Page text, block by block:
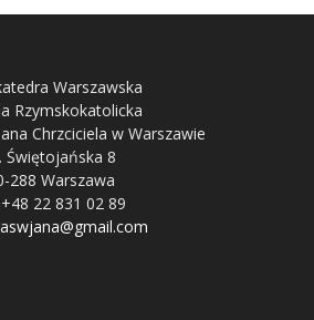
Warszawska
Rzymskokatolicka
Chrzciciela w Warszawie
Świętojańska 8
288 Warszawa
22 831 02 89